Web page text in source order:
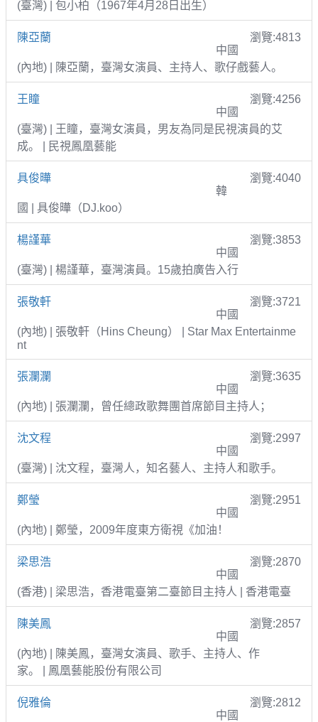
(臺灣) | 包小柏（1967年4月28日出生）
陳亞蘭
瀏覽:4813
中國
(內地) | 陳亞蘭，臺灣女演員、主持人、歌仔戲藝人。
王瞳
瀏覽:4256
中國
(臺灣) | 王瞳，臺灣女演員，男友為同是民視演員的艾
成。 | 民視鳳凰藝能
具俊曄
瀏覽:4040
韓
國 | 具俊曄（DJ.koo）
楊謹華
瀏覽:3853
中國
(臺灣) | 楊謹華，臺灣演員。15歲拍廣告入行
張敬軒
瀏覽:3721
中國
(內地) | 張敬軒（Hins Cheung） | Star Max Entertainme
nt
張瀾瀾
瀏覽:3635
中國
(內地) | 張瀾瀾，曾任總政歌舞團首席節目主持人；
沈文程
瀏覽:2997
中國
(臺灣) | 沈文程，臺灣人，知名藝人、主持人和歌手。
鄭瑩
瀏覽:2951
中國
(內地) | 鄭瑩，2009年度東方衛視《加油！
梁思浩
瀏覽:2870
中國
(香港) | 梁思浩，香港電臺第二臺節目主持人 | 香港電臺
陳美鳳
瀏覽:2857
中國
(內地) | 陳美鳳，臺灣女演員、歌手、主持人、作
家。 | 鳳凰藝能股份有限公司
倪雅倫
瀏覽:2812
中國